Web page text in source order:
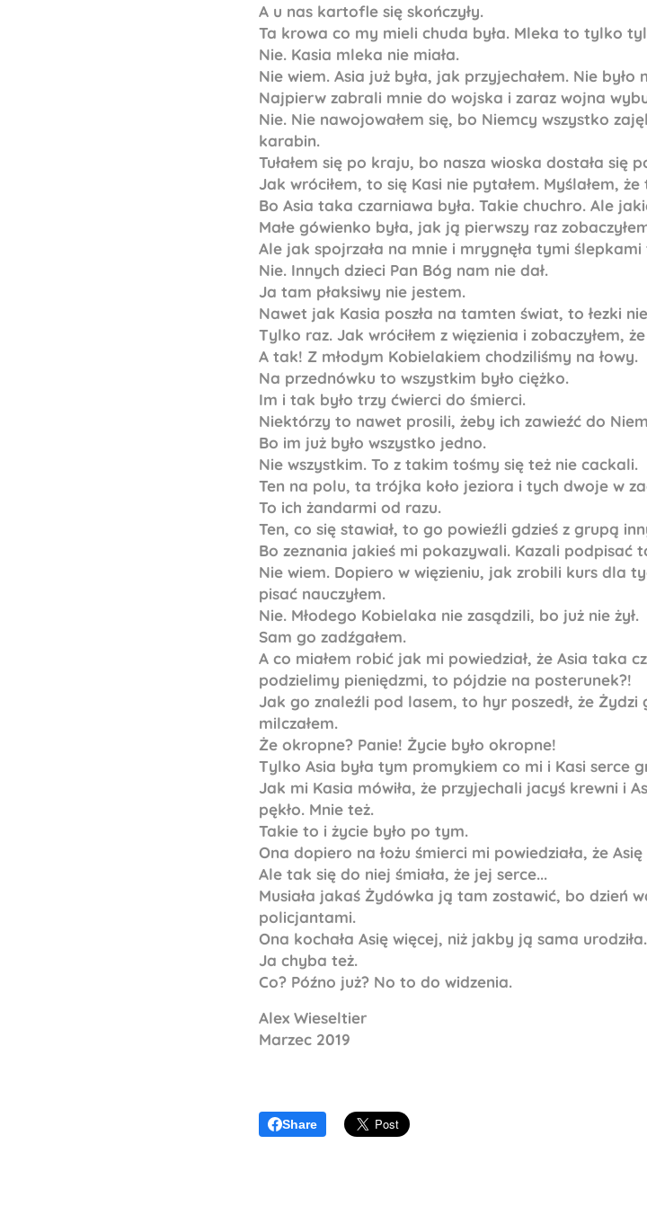
A u nas kartofle się skończyły.
Ta krowa co my mieli chuda była. Mleka to tylko
Nie. Kasia mleka nie miała.
Nie wiem. Asia już była, jak przyjechałem. Nie
Najpierw zabrali mnie do wojska i zaraz wojna
Nie. Nie nawojowałem się, bo Niemcy wszystko
karabin.
Tułałem się po kraju, bo nasza wioska dostała się
Jak wróciłem, to się Kasi nie pytałem. Myślałem,
Bo Asia taka czarniawa była. Takie chuchro. Ale
Małe gówienko była, jak ją pierwszy raz
Ale jak spojrzała na mnie i mrygnęła tymi ślepkami
Nie. Innych dzieci Pan Bóg nam nie dał.
Ja tam płaksiwy nie jestem.
Nawet jak Kasia poszła na tamten świat, to łezki
Tylko raz. Jak wróciłem z więzienia i zobaczyłem,
A tak! Z młodym Kobielakiem chodziliśmy na łowy.
Na przednówku to wszystkim było ciężko.
Im i tak było trzy ćwierci do śmierci.
Niektórzy to nawet prosili, żeby ich zawieźć do
Bo im już było wszystko jedno.
Nie wszystkim. To z takim tośmy się też nie cackali.
Ten na polu, ta trójka koło jeziora i tych dwoje w
To ich żandarmi od razu.
Ten, co się stawiał, to go powieźli gdzieś z grupą
Bo zeznania jakieś mi pokazywali. Kazali podpisać
Nie wiem. Dopiero w więzieniu, jak zrobili kurs dla
pisać nauczyłem.
Nie. Młodego Kobielaka nie zasądzili, bo już nie żył.
Sam go zadźgałem.
A co miałem robić jak mi powiedział, że Asia taka
podzielimy pieniędzmi, to pójdzie na posterunek?!
Jak go znaleźli pod lasem, to hyr poszedł, że
milczałem.
Że okropne? Panie! Życie było okropne!
Tylko Asia była tym promykiem co mi i Kasi serce
Jak mi Kasia mówiła, że przyjechali jacyś krewni i
pękło. Mnie też.
Takie to i życie było po tym.
Ona dopiero na łożu śmierci mi powiedziała, że
Ale tak się do niej śmiała, że jej serce...
Musiała jakaś Żydówka ją tam zostawić, bo dzień
policjantami.
Ona kochała Asię więcej, niż jakby ją sama urodziła.
Ja chyba też.
Co? Późno już? No to do widzenia.
Alex Wieseltier
Marzec 2019
Share